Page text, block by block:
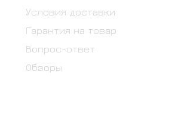
Условия доставки
Гарантия на товар
Вопрос-ответ
Обзоры